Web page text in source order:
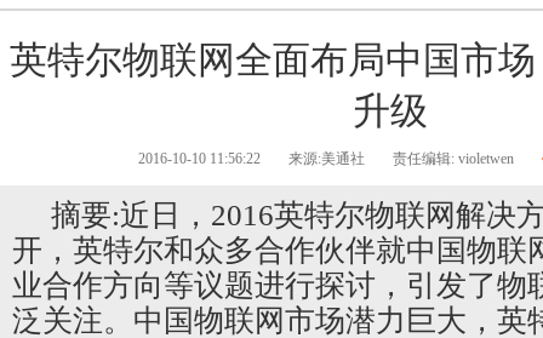
英特尔物联网全面布局中国市
升级
2016-10-10 11:56:22 来源:美通社 责任编辑: violetwen
摘要:近日，2016英特尔物联网解决
开，英特尔和众多合作伙伴就中国物联
业合作方向等议题进行探讨，引发了物
泛关注。中国物联网市场潜力巨大，英